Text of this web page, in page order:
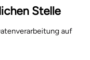
Stelle
auf